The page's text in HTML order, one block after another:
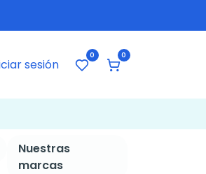
sesión
0 0
Nuestras
marcas